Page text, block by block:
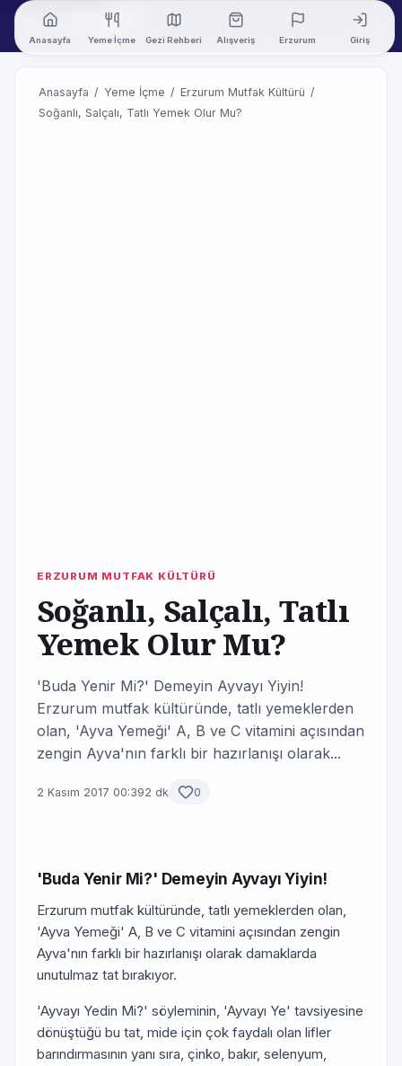
Anasayfa Yeme İçme Gezi Rehberi Alışveriş Erzurum Giriş
Anasayfa / Yeme İçme / Erzurum Mutfak Kültürü /
Soğanlı, Salçalı, Tatlı Yemek Olur Mu?
ERZURUM MUTFAK KÜLTÜRÜ
Soğanlı, Salçalı, Tatlı
Yemek Olur Mu?
'Buda Yenir Mi?' Demeyin Ayvayı Yiyin!
Erzurum mutfak kültüründe, tatlı yemeklerden
olan, 'Ayva Yemeği' A, B ve C vitamini açısından
zengin Ayva'nın farklı bir hazırlanışı olarak...
2 Kasım 2017 00:392 dk 0
'Buda Yenir Mi?' Demeyin Ayvayı Yiyin!
Erzurum mutfak kültüründe, tatlı yemeklerden olan,
'Ayva Yemeği' A, B ve C vitamini açısından zengin
Ayva'nın farklı bir hazırlanışı olarak damaklarda
unutulmaz tat bırakıyor.
'Ayvayı Yedin Mi?' söyleminin, 'Ayvayı Ye' tavsiyesine
dönüştüğü bu tat, mide için çok faydalı olan lifler
barındırmasının yanı sıra, çinko, bakır, selenyum,